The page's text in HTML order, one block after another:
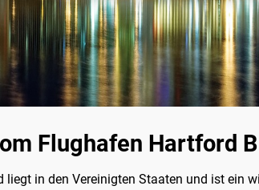
Flughafen Hartford
liegt in den Vereinigten Staaten und ist ein